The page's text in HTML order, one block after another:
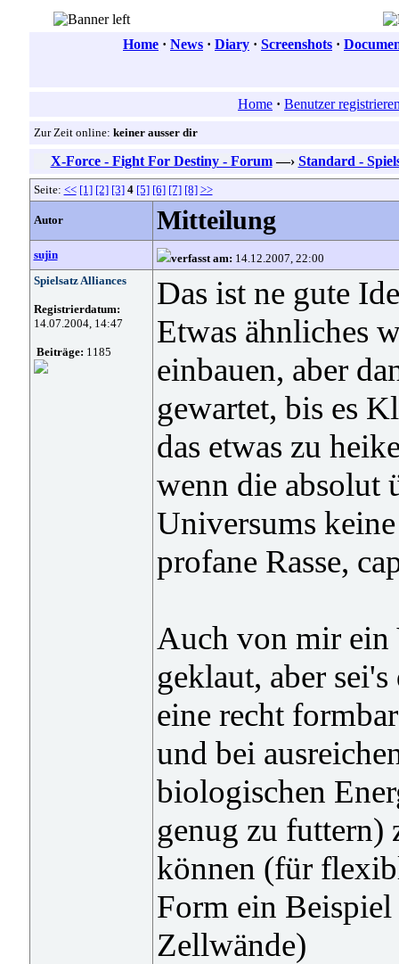
Home · News · Diary · Screenshots ·
Home · Benutzer
Zur Zeit online: keiner ausser dir
X-Force - Fight For Destiny - Forum —› Standard -
Seite: << [1] [2] [3] 4 [5] [6] [7] [8] >>
Autor Mitteilung
sujin verfasst am: 14.12.2007, 22:00
Spielsatz Alliances
Registrierdatum:
14.07.2004, 14:47
Beiträge: 1185
Das ist ne gute
Etwas ähnliches
einbauen, aber
gewartet, bis es
das etwas zu
wenn die absolut
Universums
profane Rasse,
Auch von mir ein
geklaut, aber
eine recht
und bei
biologischen
genug zu futtern)
können (für
Form ein
Zellwände)